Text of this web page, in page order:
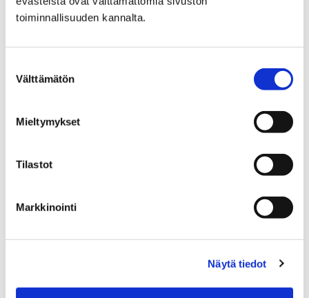
toiminnallisuuden kannalta.
valinta
Välttämätön
Mieltymykset
Tilastot
Markkinointi
Näytä tiedot
Pulikointia, kukkia ja karhuvaloja –
osallistuvan budjetoinnin äänestystulos on
selvillä
ehdotuksista kaupunki toteuttaa 60 000 eurolla. Miltei
3400 porilaista käytti äänioikeuttaan Rakkaudella